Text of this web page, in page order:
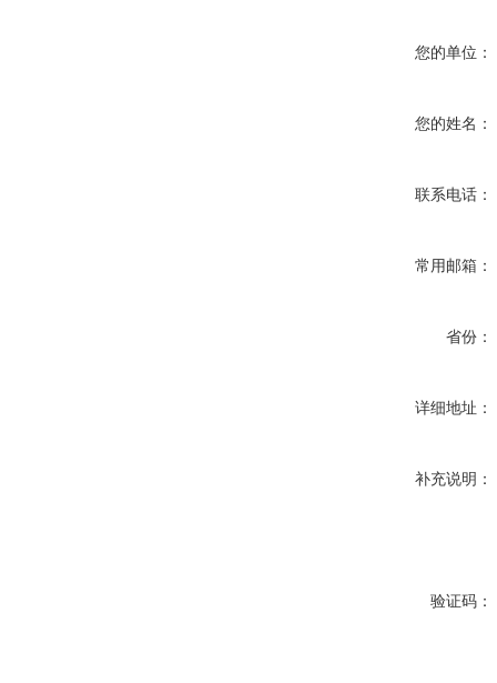
您的单位：
您的姓名：
联系电话：
常用邮箱：
省份：
详细地址：
补充说明：
验证码：